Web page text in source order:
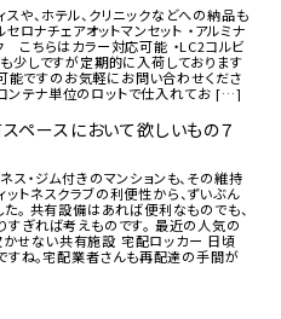
や、ホテル、クリニックなどへの納品も
セロナチェアオットマンセット ・アルミナ
こちらはカラー対応可能 ・LC2コルビ
少しですが定期的に入荷しております
能ですのお気軽にお問い合わせくださ
ンテナ単位のロットで仕入れてお […]
ペースにおいて欲しいもの７
ス・ジム付きのマンションも、その維持
トネスクラブの利便性から、ずいぶん
た。 共有設備はあれば便利なものでも、
すぎれば考えものです。 最近の人気の
せない共有施設 宅配ロッカー 日頃
ね。宅配業者さんも再配達の手間が